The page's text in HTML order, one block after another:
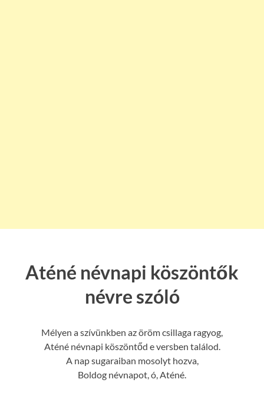
Aténé névnapi köszöntők
névre szóló
Mélyen a szívünkben az öröm csillaga ragyog,
Aténé névnapi köszöntőd e versben találod.
A nap sugaraiban mosolyt hozva,
Boldog névnapot, ó, Aténé.